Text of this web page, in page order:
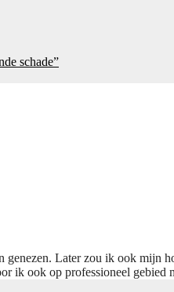
schade”
Later zou ik ook mijn
ik ook op professioneel gebied